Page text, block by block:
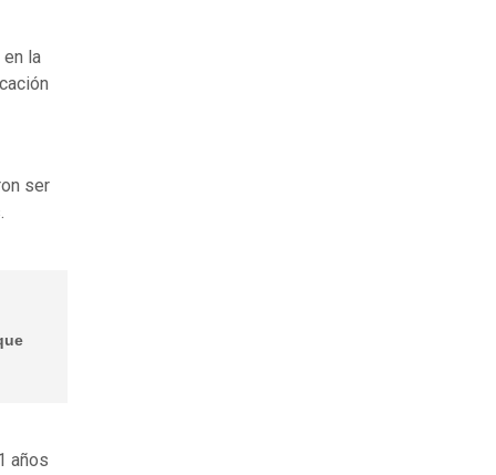
la
ser
años